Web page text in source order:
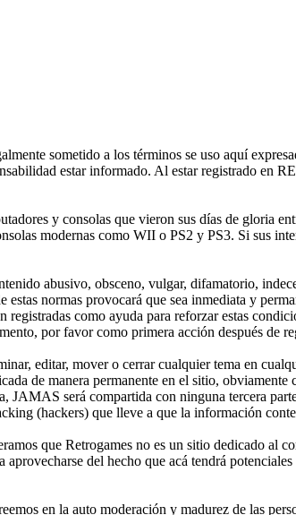
sometido a los términos se uso aquí
estar informado. Al estar registrado en
y consolas que vieron sus días de gloria
modernas como WII o PS2 y PS3. Si sus
abusivo, obsceno, vulgar, difamatorio,
normas provocará que sea inmediata y
como ayuda para reforzar estas
por favor como primera acción después de
editar, mover o cerrar cualquier tema en
de manera permanente en el sitio,
JAMAS será compartida con ninguna tercera
(hackers) que lleve a que la información
que Retrogames no es un sitio dedicado al
del hecho que acá tendrá
en la auto moderación y madurez de las